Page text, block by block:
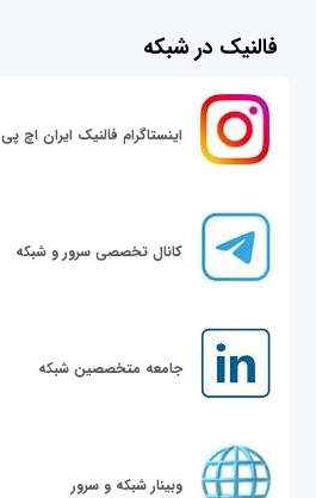
فالنیک در شبکه
اینستاگرام فالنیک ایران اچ پی
کانال تخصصی سرور و شبکه
جامعه متخصصین شبکه
وبینار شبکه و سرور